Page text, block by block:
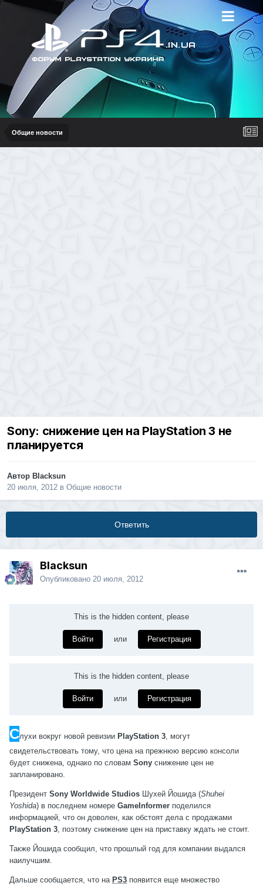
Общие новости
Sony: снижение цен на PlayStation 3 не
планируется
Автор Blacksun
20 июля, 2012 в Общие новости
Ответить
Blacksun
Опубликовано 20 июля, 2012
This is the hidden content, please
Войти или Регистрация
This is the hidden content, please
Войти или Регистрация
Слухи вокруг новой ревизии PlayStation 3, могут
свидетельствовать тому, что цена на прежнюю версию консоли
будет снижена, однако по словам Sony снижение цен не
запланировано.
Президент Sony Worldwide Studios Шухей Йошида (Shuhei
Yoshida) в последнем номере GameInformer поделился
информацией, что он доволен, как обстоят дела с продажами
PlayStation 3, поэтому снижение цен на приставку ждать не стоит.
Также Йошида сообщил, что прошлый год для компании выдался
наилучшим.
Дальше сообщается, что на PS3 появится еще множество